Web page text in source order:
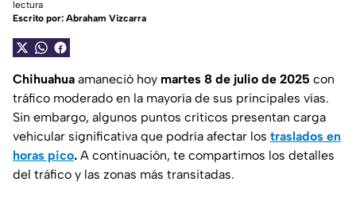
lectura
Escrito por: Abraham Vizcarra
Chihuahua amaneció hoy martes 8 de julio de 2025 con
tráfico moderado en la mayoría de sus principales vías.
Sin embargo, algunos puntos críticos presentan carga
vehicular significativa que podría afectar los traslados en
horas pico. A continuación, te compartimos los detalles
del tráfico y las zonas más transitadas.